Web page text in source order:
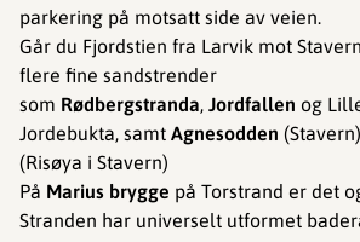
parkering på motsatt side av veien.
Går du Fjordstien fra Larvik mot
flere fine sandstrender
som Rødbergstranda, Jordfallen og
Jordebukta, samt Agnesodden
(Risøya i Stavern)
På Marius brygge på Torstrand er det
Stranden har universelt utformet